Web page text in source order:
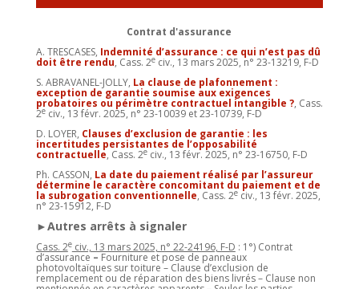
Contrat d'assurance
A. TRESCASES, Indemnité d’assurance : ce qui n’est pas dû
doit être rendu, Cass. 2eciv., 13 mars 2025, n° 23-13219, F-D
S. ABRAVANEL-JOLLY, La clause de plafonnement :
exception de garantie soumise aux exigences
probatoires ou périmètre contractuel intangible ?, Cass.
2eciv., 13 févr. 2025, n° 23-10039 et 23-10739, F-D
D. LOYER, Clauses d’exclusion de garantie : les
incertitudes persistantes de l’opposabilité
contractuelle, Cass. 2eciv., 13 févr. 2025, n° 23-16750, F-D
Ph. CASSON, La date du paiement réalisé par l’assureur
détermine le caractère concomitant du paiement et de
la subrogation conventionnelle, Cass. 2eciv., 13 févr. 2025,
n° 23-15912, F-D
►Autres arrêts à signaler
Cass. 2eciv., 13 mars 2025, n° 22-24196, F-D : 1°) Contrat
d’assurance – Fourniture et pose de panneaux
photovoltaïques sur toiture – Clause d’exclusion de
remplacement ou de réparation des biens livrés – Clause non